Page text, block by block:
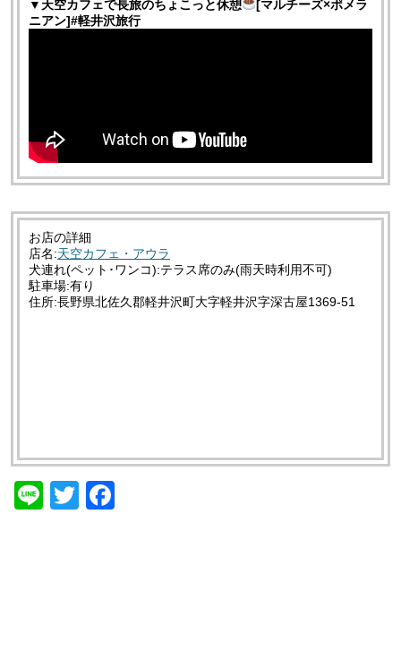
▼天空カフェで長旅のちょこっと休憩
[マルチーズ×ポメラ
ニアン]#軽井沢旅行
お店の詳細
店名:天空カフェ・アウラ
犬連れ(ペット･ワンコ):テラス席のみ(雨天時利用不可)
駐車場:有り
住所:長野県北佐久郡軽井沢町大字軽井沢字深古屋1369-51
Line
Twitt